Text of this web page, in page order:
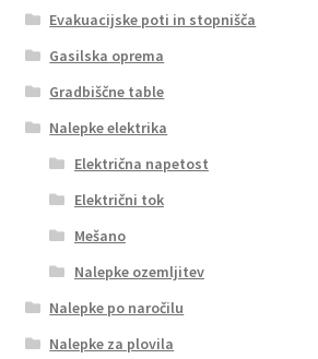
Evakuacijske poti in stopnišča
Gasilska oprema
Gradbiščne table
Nalepke elektrika
Električna napetost
Električni tok
Mešano
Nalepke ozemljitev
Nalepke po naročilu
Nalepke za plovila